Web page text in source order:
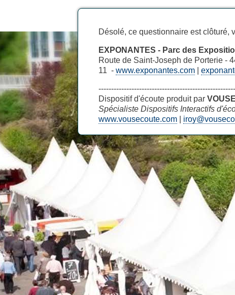
Désolé, ce questionnaire est clôturé,
EXPONANTES - Parc des
Route de Saint-Joseph de Porterie -
11 - www.exponantes.com
Dispositif d'écoute produit par
Spécialiste Dispositifs Interactifs
www.vousecoute.com